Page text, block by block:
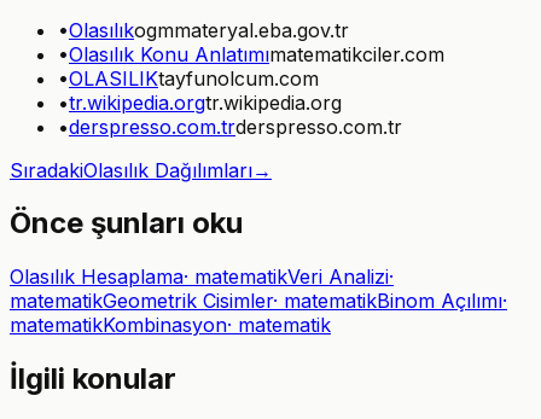
•Olasılıkogmmateryal.eba.gov.tr
•Olasılık Konu Anlatımımatematikciler.com
•OLASILIKtayfunolcum.com
•tr.wikipedia.orgtr.wikipedia.org
•derspresso.com.trderspresso.com.tr
SıradakiOlasılık Dağılımları→
Önce şunları oku
Olasılık Hesaplama· matematikVeri Analizi·
matematikGeometrik Cisimler· matematikBinom Açılımı·
matematikKombinasyon· matematik
İlgili konular